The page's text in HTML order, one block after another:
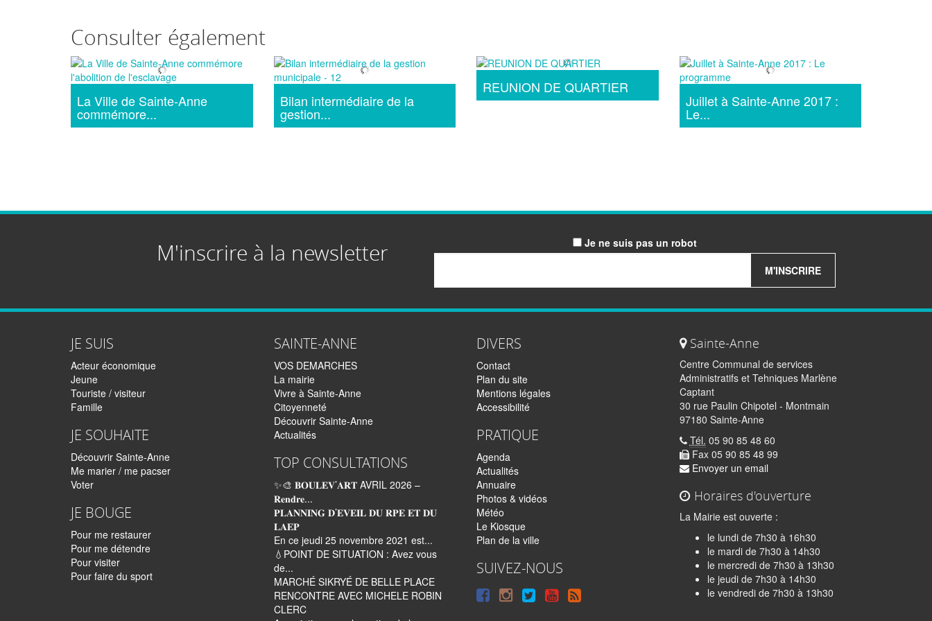
Consulter également
La Ville de Sainte-Anne
commémore...
Bilan intermédiaire de la
gestion...
REUNION DE QUARTIER
Juillet à Sainte-Anne 2017 :
Le...
M'inscrire à la newsletter
Je ne suis pas un robot
M'INSCRIRE
JE SUIS
Acteur économique
Jeune
Touriste / visiteur
Famille
JE SOUHAITE
Découvrir Sainte-Anne
Me marier / me pacser
Voter
JE BOUGE
Pour me restaurer
Pour me détendre
Pour visiter
Pour faire du sport
SAINTE-ANNE
VOS DEMARCHES
La mairie
Vivre à Sainte-Anne
Citoyenneté
Découvrir Sainte-Anne
Actualités
TOP CONSULTATIONS
✨🎨 𝐁𝐎𝐔𝐋𝐄𝐕’𝐀𝐑𝐓 AVRIL 2026 –
𝐑𝐞𝐧𝐝𝐫𝐞...
𝐏𝐋𝐀𝐍𝐍𝐈𝐍𝐆 𝐃’𝐄𝐕𝐄𝐈𝐋 𝐃𝐔 𝐑𝐏𝐄 𝐄𝐓 𝐃𝐔
𝐋𝐀𝐄𝐏
En ce jeudi 25 novembre 2021 est...
💧POINT DE SITUATION : Avez vous
de...
MARCHÉ SIKRYÉ DE BELLE PLACE
RENCONTRE AVEC MICHELE ROBIN
CLERC
DIVERS
Contact
Plan du site
Mentions légales
Accessibilité
PRATIQUE
Agenda
Actualités
Annuaire
Photos & vidéos
Météo
Le Kiosque
Plan de la ville
SUIVEZ-NOUS
SuivreSuivreSuivreSyndiquer
Sainte-Anne
Centre Communal de services
Administratifs et Tehniques Marlène
Captant
30 rue Paulin Chipotel - Montmain
97180 Sainte-Anne
Tél. 05 90 85 48 60
Fax 05 90 85 48 99
Envoyer un email
Horaires d'ouverture
La Mairie est ouverte :
le lundi de 7h30 à 16h30
le mardi de 7h30 à 14h30
le mercredi de 7h30 à 13h30
le jeudi de 7h30 à 14h30
le vendredi de 7h30 à 13h30